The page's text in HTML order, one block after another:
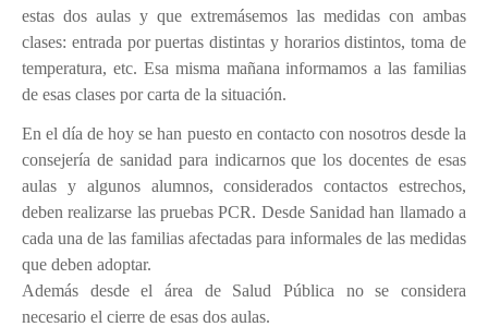
Acción Tutorial
Atención a la diversidad
PASTORAL
Perfil del alumno
Lema curso 24/25
Propuesta Pedagógica
Interioridad
estas dos aulas y que extremásemos las medidas con ambas
clases: entrada por puertas distintas y horarios distintos, toma de
temperatura, etc. Esa misma mañana informamos a las familias
de esas clases por carta de la situación.
En el día de hoy se han puesto en contacto con nosotros desde la
consejería de sanidad para indicarnos que los docentes de esas
aulas y algunos alumnos, considerados contactos estrechos,
deben realizarse las pruebas PCR. Desde Sanidad han llamado a
cada una de las familias afectadas para informales de las medidas
que deben adoptar.
Además desde el área de Salud Pública no se considera
necesario el cierre de esas dos aulas.